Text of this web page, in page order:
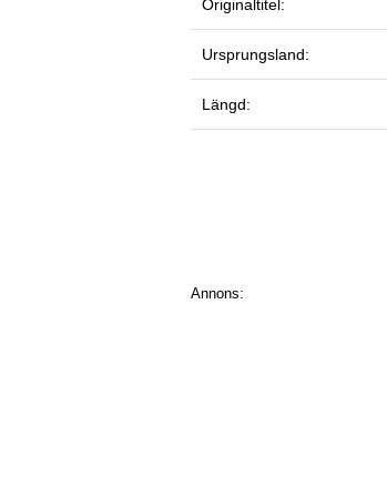
Originaltitel:
Ursprungsland:
Längd:
Annons: